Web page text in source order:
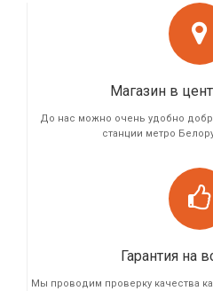
Магазин в
До нас можно очень удобно
станции метро
Гарантия на
Мы проводим проверку качества